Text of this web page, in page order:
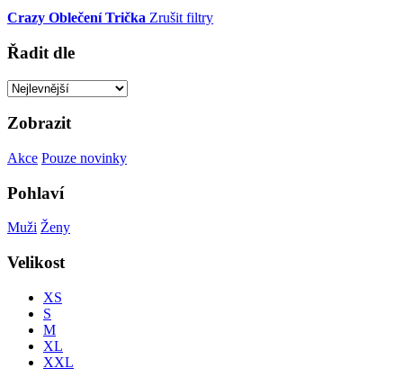
Crazy Oblečení Trička Zrušit filtry
Řadit dle
Zobrazit
Akce Pouze novinky
Pohlaví
Muži Ženy
Velikost
XS
S
M
XL
XXL